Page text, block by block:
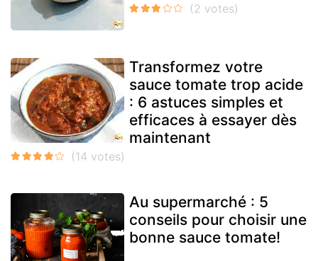
Transformez votre
sauce tomate trop acide
: 6 astuces simples et
efficaces à essayer dès
maintenant
Au supermarché : 5
conseils pour choisir une
bonne sauce tomate!